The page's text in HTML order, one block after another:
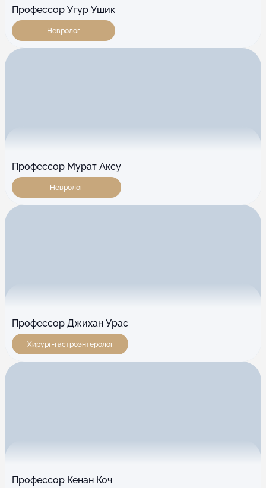
Профессор Угур Ушик
Невролог
Профессор Мурат Аксу
Невролог
Профессор Джихан Урас
Хирург-гастроэнтеролог
Профессор Кенан Коч